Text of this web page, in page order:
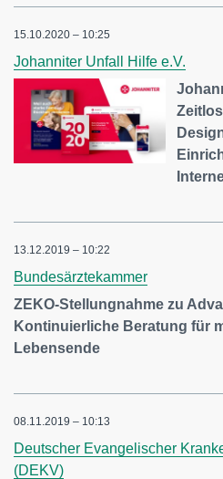
15.10.2020 – 10:25
Johanniter Unfall Hilfe e.V.
13.12.2019 – 10:22
Bundesärztekammer
ZEKO-Stellungnahme zu
Kontinuierliche Beratung für
Lebensende
08.11.2019 – 10:13
Deutscher Evangelischer
(DEKV)